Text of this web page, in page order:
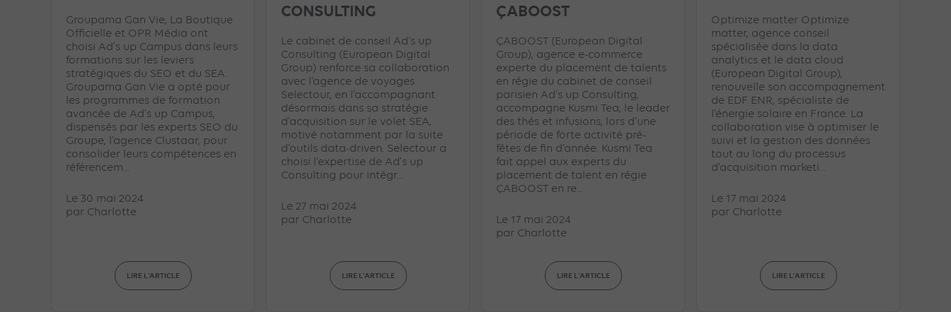
Groupama Gan Vie, La Boutique
Officielle et OPR Média ont
choisi Ad’s up Campus dans leurs
formations sur les leviers
stratégiques du SEO et du SEA.
Groupama Gan Vie a opté pour
les programmes de formation
avancée de Ad’s up Campus,
dispensés par les experts SEO du
Groupe, l’agence Clustaar, pour
consolider leurs compétences en
référencem...
Le 30 mai 2024
par Charlotte
LIRE L'ARTICLE
CONSULTING
Le cabinet de conseil Ad’s up
Consulting (European Digital
Group) renforce sa collaboration
avec l’agence de voyages
Selectour, en l’accompagnant
désormais dans sa stratégie
d’acquisition sur le volet SEA,
motivé notamment par la suite
d’outils data-driven. Selectour a
choisi l’expertise de Ad’s up
Consulting pour intégr...
Le 27 mai 2024
par Charlotte
LIRE L'ARTICLE
ÇABOOST
ÇABOOST (European Digital
Group), agence e-commerce
experte du placement de talents
en régie du cabinet de conseil
parisien Ad’s up Consulting,
accompagne Kusmi Tea, le leader
des thés et infusions, lors d’une
période de forte activité pré-
fêtes de fin d’année. Kusmi Tea
fait appel aux experts du
placement de talent en régie
ÇABOOST en re...
Le 17 mai 2024
par Charlotte
LIRE L'ARTICLE
Optimize matter Optimize
matter, agence conseil
spécialisée dans la data
analytics et le data cloud
(European Digital Group),
renouvelle son accompagnement
de EDF ENR, spécialiste de
l’énergie solaire en France. La
collaboration vise à optimiser le
suivi et la gestion des données
tout au long du processus
d’acquisition marketi...
Le 17 mai 2024
par Charlotte
LIRE L'ARTICLE